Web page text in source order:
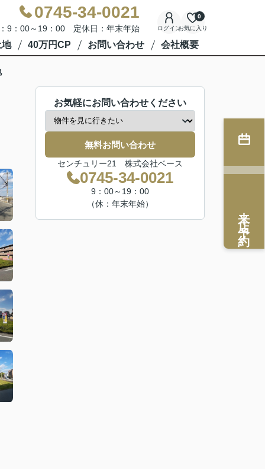
0745-34-0021
9：00～19：00 定休日：年末年始 ログインお気に入り
0
40万円CP お問い合わせ 会社概要
お気軽にお問い合わせください
無料お問い合わせ
センチュリー21 株式会社ベース
0745-34-0021
9：00～19：00
（休：年末年始）
来店予約